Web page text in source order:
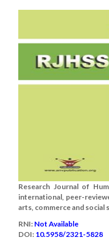
Research Journal of
international, peer-
arts, commerce and social
RNI: Not Available
DOI: 10.5958/2321-5828